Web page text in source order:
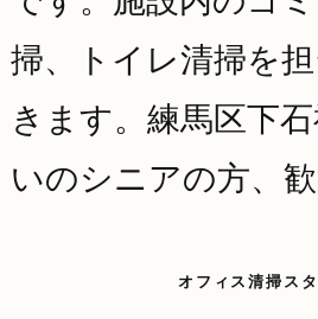
掃、トイレ清掃を
きます。練馬区下
いのシニアの方、歓
オフィス清掃ス